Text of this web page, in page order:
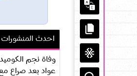
احدث المنشورات
وفاة نجم
عواد بعد صراع